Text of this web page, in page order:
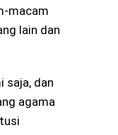
macam
lain dan
saja, dan
agama